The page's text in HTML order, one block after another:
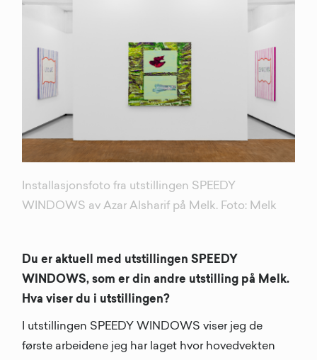
Installasjonsfoto fra utstillingen SPEEDY
WINDOWS av Azar Alsharif på Melk. Foto: Melk
Du er aktuell med utstillingen SPEEDY
WINDOWS, som er din andre utstilling på Melk.
Hva viser du i utstillingen?
I utstillingen SPEEDY WINDOWS viser jeg de
første arbeidene jeg har laget hvor hovedvekten